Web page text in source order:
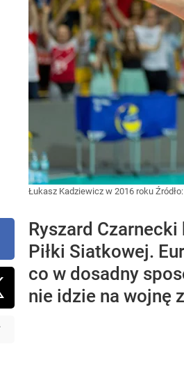
Łukasz Kadziewicz w 2016 roku Źródło:
Ryszard
Piłki Siatkowej.
co w dosadny
nie idzie na wojnę